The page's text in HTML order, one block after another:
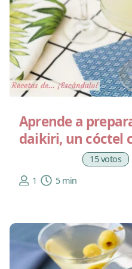
Aprende a
daikiri, un cóctel
15 votos
1
5 min